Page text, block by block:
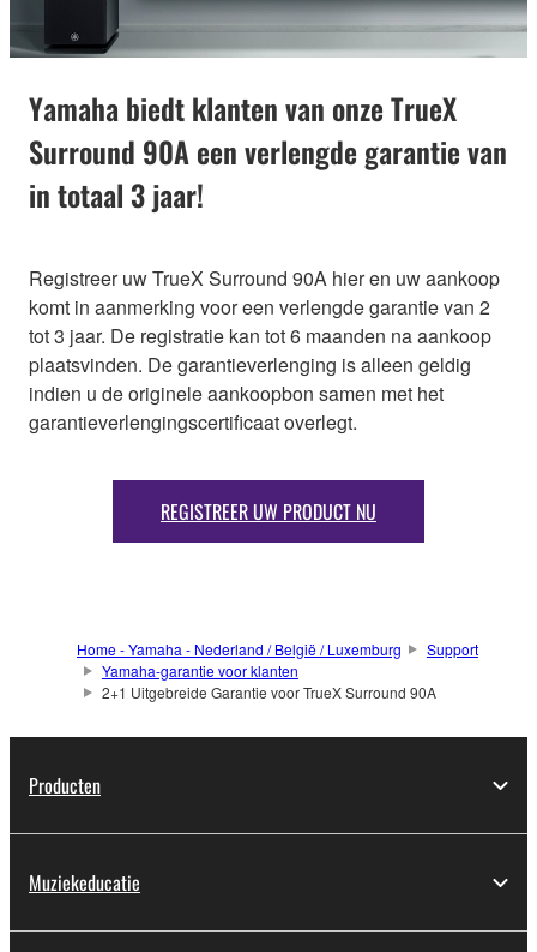
Yamaha biedt klanten van onze TrueX
Surround 90A een verlengde garantie van
in totaal 3 jaar!
Registreer uw TrueX Surround 90A hier en uw aankoop
komt in aanmerking voor een verlengde garantie van 2
tot 3 jaar. De registratie kan tot 6 maanden na aankoop
plaatsvinden. De garantieverlenging is alleen geldig
indien u de originele aankoopbon samen met het
garantieverlengingscertificaat overlegt.
REGISTREER UW PRODUCT NU
Home - Yamaha - Nederland / België / Luxemburg
Support
Yamaha-garantie voor klanten
2+1 Uitgebreide Garantie voor TrueX Surround 90A
Producten
Muziekeducatie